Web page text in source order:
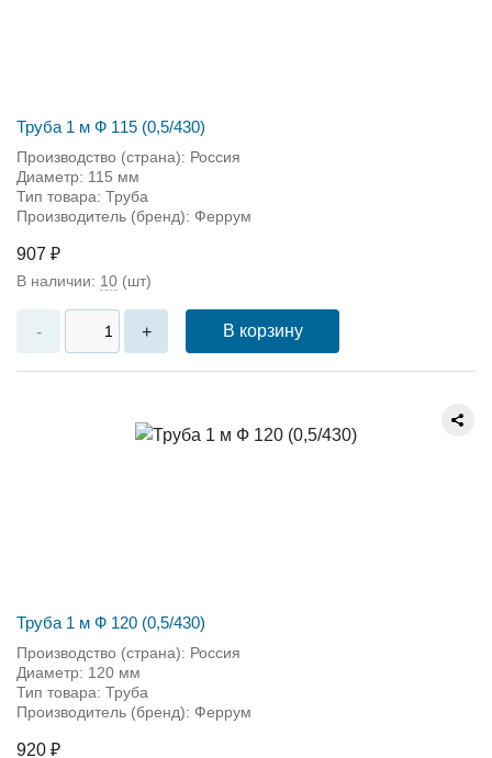
Труба 1 м Ф 115 (0,5/430)
Производство (страна): Россия
Диаметр: 115 мм
Тип товара: Труба
Производитель (бренд): Феррум
907 ₽
В наличии: 10 (шт)
- + В корзину
Труба 1 м Ф 120 (0,5/430)
Производство (страна): Россия
Диаметр: 120 мм
Тип товара: Труба
Производитель (бренд): Феррум
920 ₽